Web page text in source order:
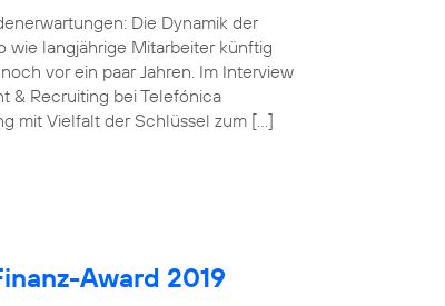
Die Dynamik der
wie langjährige Mitarbeiter künftig
vor ein paar Jahren. Im Interview
& Recruiting bei Telefónica
mit Vielfalt der Schlüssel zum […]
Award 2019